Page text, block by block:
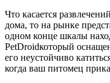
Что касается
дома, то на рынке
одном конце шкалы
PetDroidкоторый
его неустойчиво
когда ваш питомец